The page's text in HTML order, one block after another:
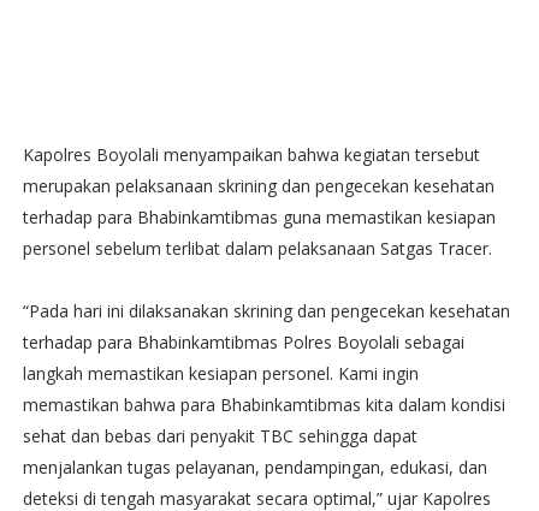
Kapolres Boyolali menyampaikan bahwa kegiatan tersebut
merupakan pelaksanaan skrining dan pengecekan kesehatan
terhadap para Bhabinkamtibmas guna memastikan kesiapan
personel sebelum terlibat dalam pelaksanaan Satgas Tracer.
“Pada hari ini dilaksanakan skrining dan pengecekan kesehatan
terhadap para Bhabinkamtibmas Polres Boyolali sebagai
langkah memastikan kesiapan personel. Kami ingin
memastikan bahwa para Bhabinkamtibmas kita dalam kondisi
sehat dan bebas dari penyakit TBC sehingga dapat
menjalankan tugas pelayanan, pendampingan, edukasi, dan
deteksi di tengah masyarakat secara optimal,” ujar Kapolres